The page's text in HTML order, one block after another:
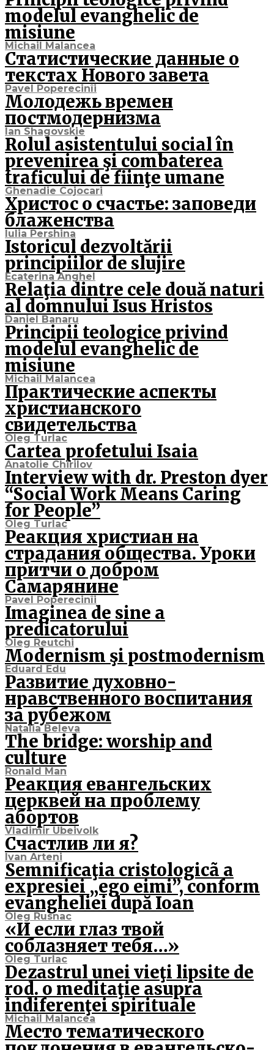
modelul evanghelic de
misiune
Michail Malancea
Статистические данные о
текстах Нового завета
Pavel Poperecinîi
Молодежь времен
постмодернизма
Ian Shagovskie
Rolul asistentului social în
prevenirea şi combaterea
traficului de fiinţe umane
Ghenadie Cojocari
Христос о счастье: заповеди
блаженства
Iulia Pershina
Istoricul dezvoltării
principiilor de slujire
Ecaterina Anghel
Relaţia dintre cele două naturi
al domnului Isus Hristos
Daniel Banaru
Principii teologice privind
modelul evanghelic de
misiune
Michail Malancea
Практические аспекты
христианского
свидетельства
Oleg Turlac
Cartea profetului Isaia
Anatolie Chirilov
Interview with dr. Preston dyer
“Social Work Means Caring
for People”
Oleg Turlac
Реакция христиан на
страдания общества. Уроки
притчи о добром
Cамарянине
Pavel Poperecinîi
Imaginea de sine a
predicatorului
Oleg Reutchi
Modernism şi postmodernism
Eduard Edu
Развитие духовно-
нравственного воспитания
за рубежом
Natalia Beleva
The bridge: worship and
culture
Ronald Man
Реакция евангельских
церквей на проблему
абортов
Vladimir Ubeivolk
Счастлив ли я?
Ivan Arteni
Semnificaţia cristologicã a
expresiei „ego eimi”, conform
evangheliei după Ioan
Oleg Rusnac
«И если глаз твой
соблазняет тебя…»
Oleg Turlac
Dezastrul unei vieţi lipsite de
rod. o meditaţie asupra
indiferenţei spirituale
Michail Malancea
Место тематического